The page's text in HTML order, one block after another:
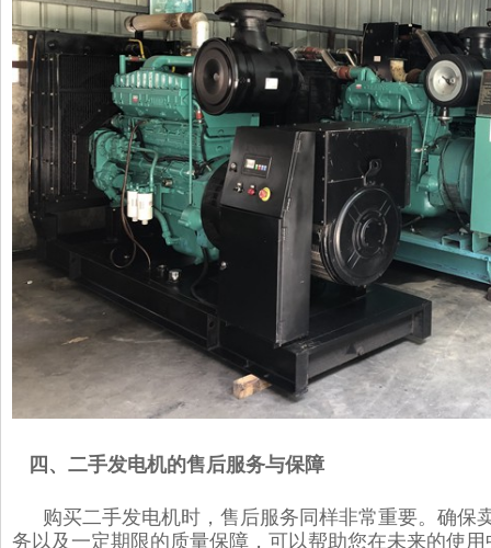
四、二手发电机的售后服务与保障
购买二手发电机时，售后服务同样非常重要。确保
务以及一定期限的质量保障，可以帮助您在未来的使